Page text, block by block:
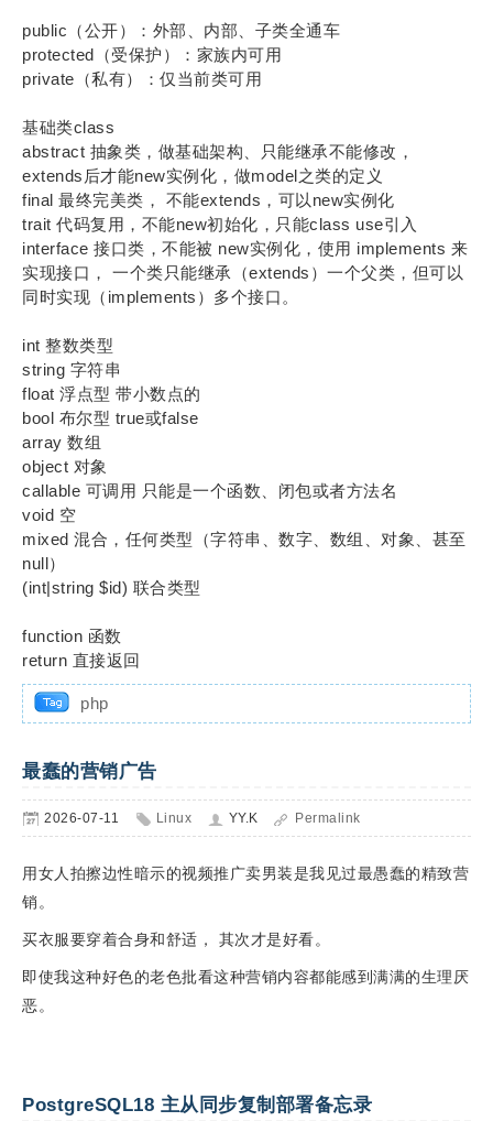
public（公开）：外部、内部、子类全通车
protected（受保护）：家族内可用
private（私有）：仅当前类可用
基础类class
abstract 抽象类，做基础架构、只能继承不能修改，
extends后才能new实例化，做model之类的定义
final 最终完美类， 不能extends，可以new实例化
trait 代码复用，不能new初始化，只能class use引入
interface 接口类，不能被 new实例化，使用 implements 来
实现接口， 一个类只能继承（extends）一个父类，但可以
同时实现（implements）多个接口。
int 整数类型
string 字符串
float 浮点型 带小数点的
bool 布尔型 true或false
array 数组
object 对象
callable 可调用 只能是一个函数、闭包或者方法名
void 空
mixed 混合，任何类型（字符串、数字、数组、对象、甚至
null）
(int|string $id) 联合类型
function 函数
return 直接返回
php
最蠢的营销广告
2026-07-11 Linux YY.K Permalink
用女人拍擦边性暗示的视频推广卖男装是我见过最愚蠢的精致营
销。
买衣服要穿着合身和舒适， 其次才是好看。
即使我这种好色的老色批看这种营销内容都能感到满满的生理厌
恶。
PostgreSQL18 主从同步复制部署备忘录